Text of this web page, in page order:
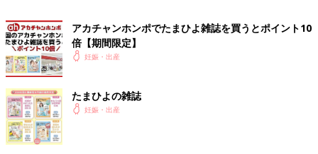
るようです。
5位「湊」、7位「暖」、10位「律」が、1文字名前の人気を受
け、TOP10入りとなりました。
1位 碧／あお（昨年2位↑）
2位 蓮／れん（昨年1位↓）
3位 凪／なぎ（昨年7位↑）
4位 陽翔／はると（昨年3位↓）
アカチャンホンポでたまひよ雑誌を買うとポイント10
倍【期間限定】
妊娠・出産
たまひよの雑誌
妊娠・出産